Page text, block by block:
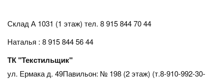
Склад А 1031 (1 этаж) тел. 8 915 844 70 44
Наталья : 8 915 844 56 44
ТК "Текстильщик"
ул. Ермака д. 49Павильон: № 198 (2 этаж) (т.8-910-992-30-